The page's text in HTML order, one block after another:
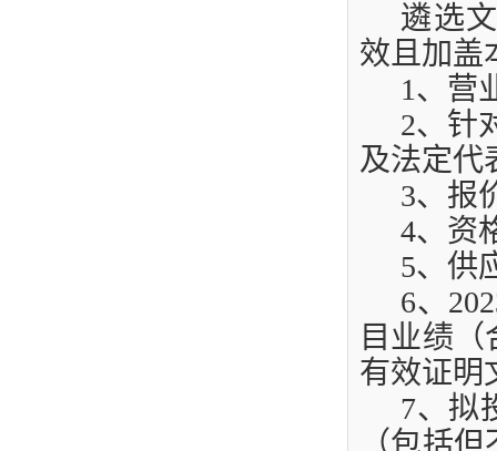
遴选
效且加盖
1、营
2、针
及法定代
3、报
4、资
5、供
6、
目业绩
有效证明
7、拟
（包括